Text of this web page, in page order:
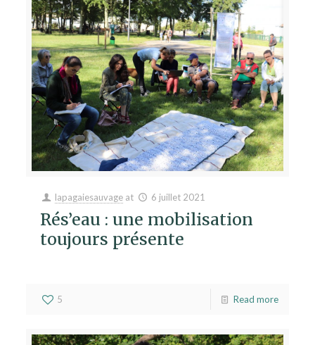
lapagaiesauvage at 6 juillet 2021
Rés’eau : une mobilisation
toujours présente
5 Read more